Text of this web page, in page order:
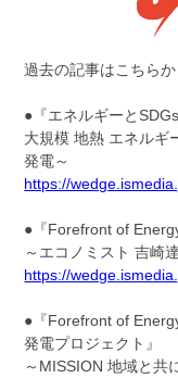
過去の記事はこちら
●『エネルギーと
大規模 地熱 エネル
発電～
https://
●『Forefront of
～エコノミスト 吉崎
https://
●『Forefront of
発電プロジェクト』
～MISSION 地域と共